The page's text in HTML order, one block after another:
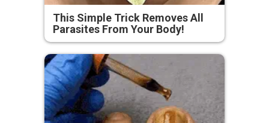
This Simple Trick Removes All
Parasites From Your Body!